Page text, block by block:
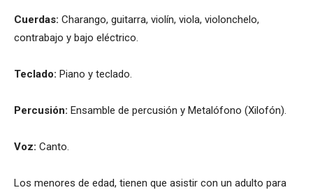
Cuerdas: Charango, guitarra, violín, viola, violonchelo,
contrabajo y bajo eléctrico.
Teclado: Piano y teclado.
Percusión: Ensamble de percusión y Metalófono (Xilofón).
Voz: Canto.
Los menores de edad, tienen que asistir con un adulto para